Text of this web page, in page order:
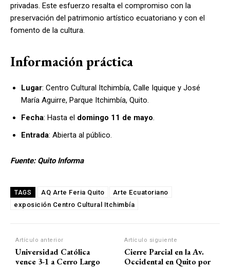
privadas. Este esfuerzo resalta el compromiso con la
preservación del patrimonio artístico ecuatoriano y con el
fomento de la cultura.
Información práctica
Lugar: Centro Cultural Itchimbía, Calle Iquique y José
María Aguirre, Parque Itchimbía, Quito.
Fecha: Hasta el domingo 11 de mayo
Entrada: Abierta al público.
Fuente: Quito Informa
TAGS AQ Arte Feria Quito
Arte Ecuatoriano
exposición Centro Cultural Itchimbía
Artículo anterior
Universidad Católica
vence 3-1 a Cerro Largo
Artículo siguiente
Cierre Parcial en la Av.
Occidental en Quito por